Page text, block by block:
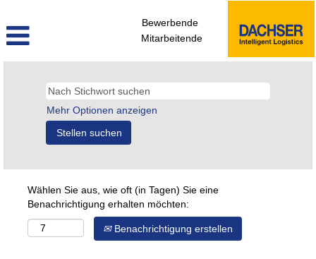
Bewerbende
Mitarbeitende
Mehr Optionen anzeigen
Wählen Sie aus, wie oft (in Tagen) Sie eine
Benachrichtigung erhalten möchten:
Benachrichtigung erstellen